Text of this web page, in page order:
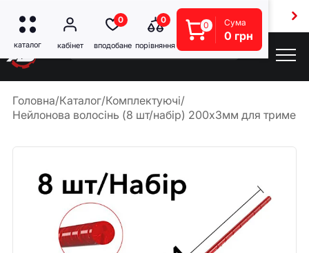
Безкоштовна доставка від 5000 грн
0 0
0 Сума
0 грн
Головна/Каталог/Комплектуючі/
Нейлонова волосінь (8 шт/набір) 200х3мм для